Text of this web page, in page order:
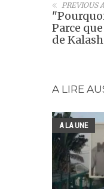
PREVIOUS
Parce
de
A LIRE
A LA UNE